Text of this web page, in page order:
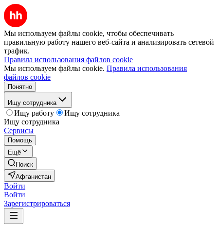
Мы используем файлы cookie, чтобы обеспечивать
правильную работу нашего веб-сайта и анализировать сетевой
трафик.
Правила использования файлов cookie
Мы используем файлы cookie. Правила использования
файлов cookie
Понятно
Ищу сотрудника
Ищу работу
Ищу сотрудника
Ищу сотрудника
Сервисы
Помощь
Ещё
Поиск
Афганистан
Войти
Войти
Зарегистрироваться